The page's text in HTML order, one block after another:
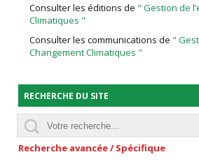
Consulter les éditions de " Gestion de
Climatiques "
Consulter les communications de "
Changement Climatiques "
RECHERCHE DU SITE
Recherche avancée / Spécifique